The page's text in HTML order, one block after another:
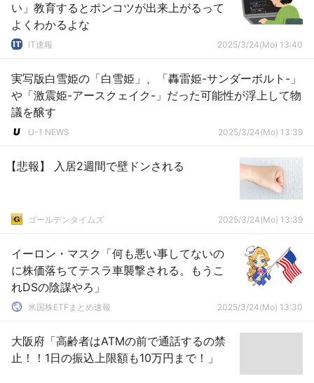
い」教育するとポンコツが出来上がるって
よくわかるよな
IT速報 2025/3/24(Mo) 13:40
実写版白雪姫の「白雪姫」、「轟雷姫-サンダーボルト-」
や「激震姫-アースクェイク-」だった可能性が浮上して物
議を醸す
U-1 NEWS 2025/3/24(Mo) 13:39
【悲報】 入居2週間で壁ドンされる
ゴールデンタイムズ 2025/3/24(Mo) 13:39
イーロン・マスク「何も悪い事してないの
に株価落ちてテスラ車襲撃される。もうこ
れDSの陰謀やろ」
米国株ETFまとめ速報 2025/3/24(Mo) 13:30
大阪府「高齢者はATMの前で通話するの禁
止！！1日の振込上限額も10万円まで！」